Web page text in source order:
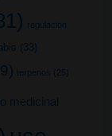
regulacion
(33)
terpenos (25)
medicinal